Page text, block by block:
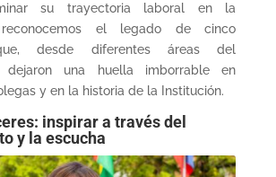
su trayectoria laboral en la
reconocemos el legado de cinco
desde diferentes áreas del
dejaron una huella imborrable en
y en la historia de la Institución.
inspirar a través del
y la escucha